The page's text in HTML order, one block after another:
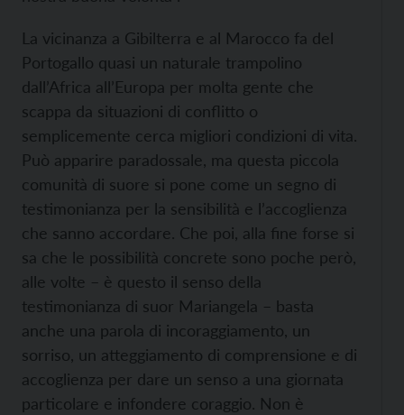
La vicinanza a Gibilterra e al Marocco fa del
Portogallo quasi un naturale trampolino
dall’Africa all’Europa per molta gente che
scappa da situazioni di conflitto o
semplicemente cerca migliori condizioni di vita.
Può apparire paradossale, ma questa piccola
comunità di suore si pone come un segno di
testimonianza per la sensibilità e l’accoglienza
che sanno accordare. Che poi, alla fine forse si
sa che le possibilità concrete sono poche però,
alle volte – è questo il senso della
testimonianza di suor Mariangela – basta
anche una parola di incoraggiamento, un
sorriso, un atteggiamento di comprensione e di
accoglienza per dare un senso a una giornata
particolare e infondere coraggio. Non è